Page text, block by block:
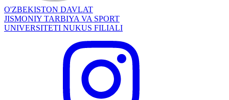
O'ZBEKISTON DAVLAT
JISMONIY TARBIYA VA SPORT
UNIVERSITETI NUKUS FILIALI